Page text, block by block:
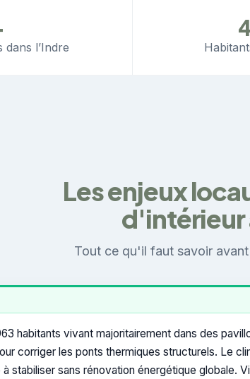
dans l’Indre
Les enjeux
d'intérieur
Tout ce qu'il faut savoir
habitants vivant majoritairement dans des
corriger les ponts thermiques structurels. Le
stabiliser sans rénovation énergétique globale.